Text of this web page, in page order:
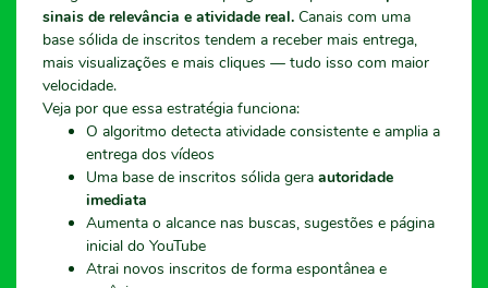
sinais de relevância e atividade real. Canais com uma
base sólida de inscritos tendem a receber mais entrega,
mais visualizações e mais cliques — tudo isso com maior
velocidade.
Veja por que essa estratégia funciona:
O algoritmo detecta atividade consistente e amplia a
entrega dos vídeos
Uma base de inscritos sólida gera autoridade
imediata
Aumenta o alcance nas buscas, sugestões e página
inicial do YouTube
Atrai novos inscritos de forma espontânea e